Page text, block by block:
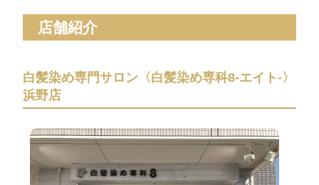
店舗紹介
白髪染め専門サロン〈白髪染め専科8-エイト-〉
浜野店